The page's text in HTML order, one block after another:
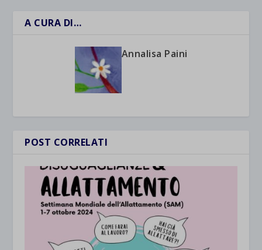
A CURA DI…
Annalisa Paini
POST CORRELATI